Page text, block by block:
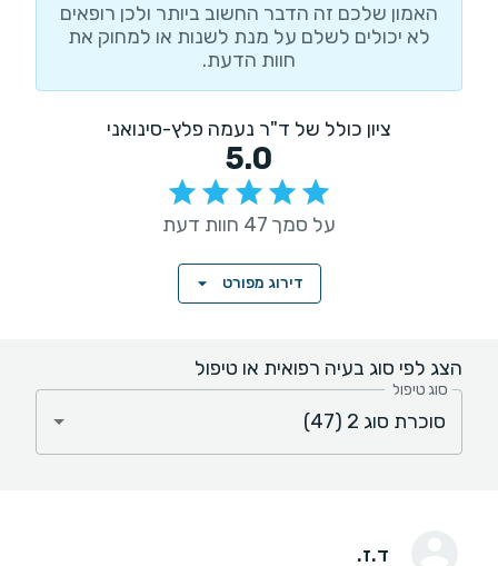
האמון שלכם זה הדבר החשוב ביותר ולכן רופאים
לא יכולים לשלם על מנת לשנות או למחוק את
חוות הדעת.
ציון כולל של ד"ר נעמה פלץ-סינואני
5.0
על סמך 47 חוות דעת
דירוג מפורט
הצג לפי סוג בעיה רפואית או טיפול
סוג טיפול
ד.ז.